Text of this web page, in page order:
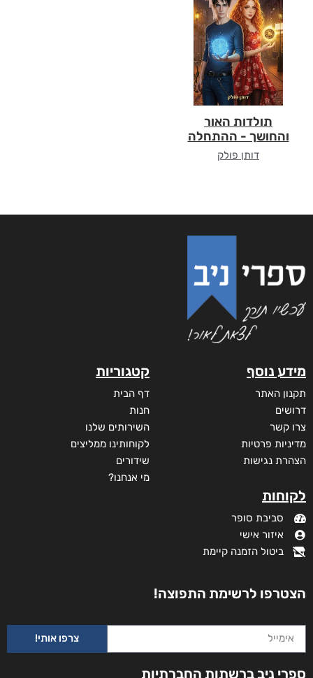
תולדות האור
והחושך - ההתחלה
דותן פולק
מידע נוסף
תקנון האתר
דרושים
צרו קשר
מדיניות פרטיות
הצהרת נגישות
לקוחות
סביבת סופר
איזור אישי
ביטול הזמנה קיימת
קטגוריות
דף הבית
חנות
השירותים שלנו
לקוחותינו ממליצים
שידורים
מי אנחנו?
הצטרפו לרשימת התפוצה!
צרפו אותי!
ספרי ניב ברשתות החברתיות